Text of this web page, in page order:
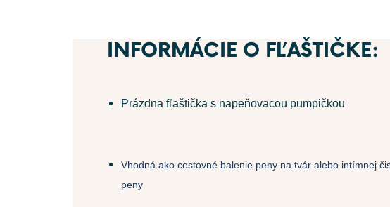
INFORMÁCIE O FĽAŠTIČKE:
Prázdna fľaštička s napeňovacou pumpičkou
Vhodná ako cestovné balenie peny na tvár alebo intímnej
peny